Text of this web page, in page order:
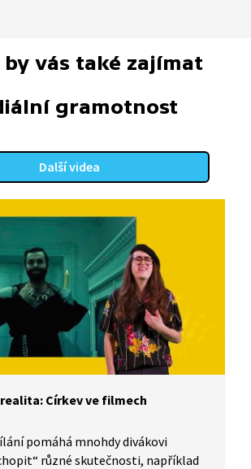
by vás také zajímat
gramotnost
Další videa
Církev ve filmech
pomáhá mnohdy divákovi
různé skutečnosti, například